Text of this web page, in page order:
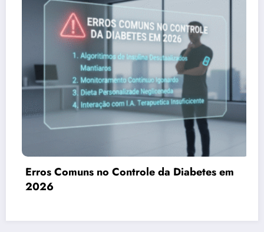
em
Chá de Canela: Pode Auxiliar na